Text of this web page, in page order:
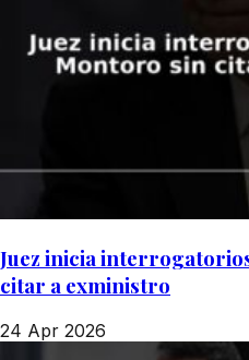
Juez inicia
citar a exministro
24 Apr 2026